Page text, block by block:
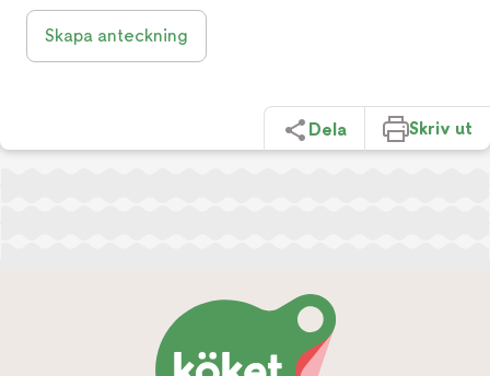
Skapa anteckning
Dela Skriv ut